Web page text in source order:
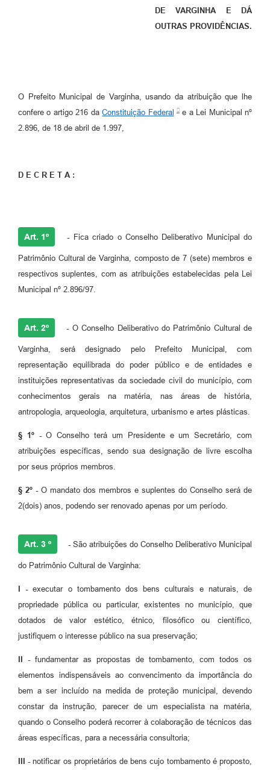
DE VARGINHA E DÁ
OUTRAS PROVIDÊNCIAS.
O Prefeito Municipal de Varginha, usando da atribuição que lhe
confere o artigo 216 daConstituição Federal
e a Lei Municipal nº
2.896, de 18 de abril de 1.997,
D E C R E T A :
Art. 1º - Fica criado o Conselho Deliberativo Municipal do
Patrimônio Cultural de Varginha, composto de 7 (sete) membros e
respectivos suplentes, com as atribuições estabelecidas pela Lei
Municipal nº 2.896/97.
Art. 2º - O Conselho Deliberativo do Patrimônio Cultural de
Varginha, será designado pelo Prefeito Municipal, com
representação equilibrada do poder público e de entidades e
instituições representativas da sociedade civil do município, com
conhecimentos gerais na matéria, nas áreas de história,
antropologia, arqueologia, arquitetura, urbanismo e artes plásticas.
§ 1º -O Conselho terá um Presidente e um Secretário, com
atribuições específicas, sendo sua designação de livre escolha
por seus próprios membros.
§ 2º - O mandato dos membros e suplentes do Conselho será de
2(dois) anos, podendo ser renovado apenas por um período.
Art. 3 º - São atribuições do Conselho Deliberativo Municipal
do Patrimônio Cultural de Varginha:
I -executar o tombamento dos bens culturais e naturais, de
propriedade pública ou particular, existentes no município, que
dotados de valor estético, étnico, filosófico ou científico,
justifiquem o interesse público na sua preservação;
II - fundamentar as propostas de tombamento, com todos os
elementos indispensáveis ao convencimento da importância do
bem a ser incluído na medida de proteção municipal, devendo
constar da instrução, parecer de um especialista na matéria,
quando o Conselho poderá recorrer à colaboração de técnicos das
áreas específicas, para a necessária consultoria;
III -notificar os proprietários de bens cujo tombamento é proposto,